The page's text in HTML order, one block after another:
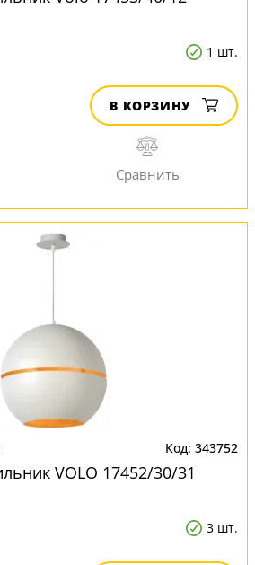
1 шт.
В КОРЗИНУ
343752
VOLO 17452/30/31
3 шт.